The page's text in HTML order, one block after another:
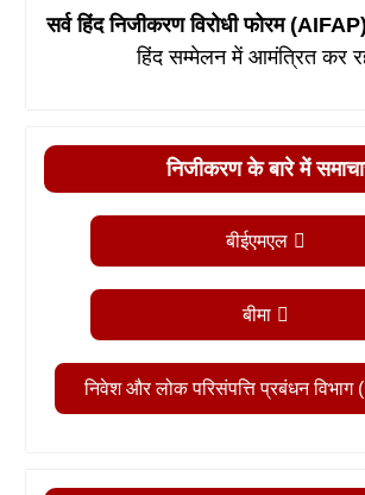
सर्व हिंद निजीकरण विरोधी फोरम
हिंद सम्मेलन में आमंत्रित कर
निजीकरण के बारे में
बीईएमएल
बीमा
निवेश और लोक परिसंपत्ति प्रबंधन विभाग